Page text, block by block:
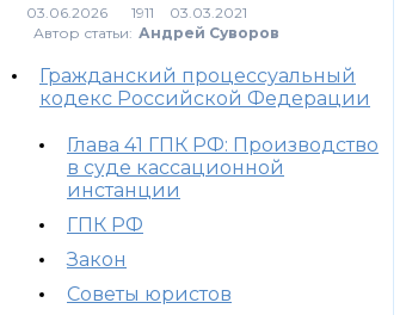
1911
Автор статьи: Андрей Суворов
Гражданский процессуальный
кодекс Российской Федерации
Глава 41 ГПК РФ: Производство
в суде кассационной
инстанции
ГПК РФ
Закон
Советы юристов